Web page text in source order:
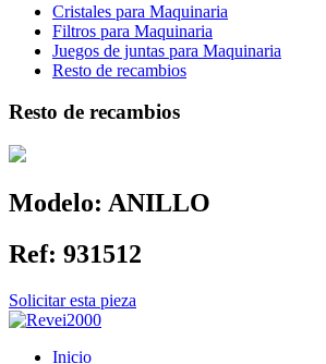
Cristales para Maquinaria
Filtros para Maquinaria
Juegos de juntas para Maquinaria
Resto de recambios
Resto de recambios
Modelo: ANILLO
Ref: 931512
Solicitar esta pieza
Inicio